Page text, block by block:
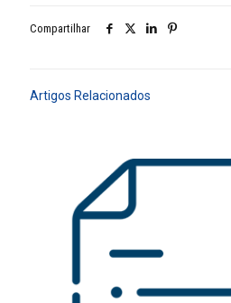
Compartilhar
Artigos Relacionados